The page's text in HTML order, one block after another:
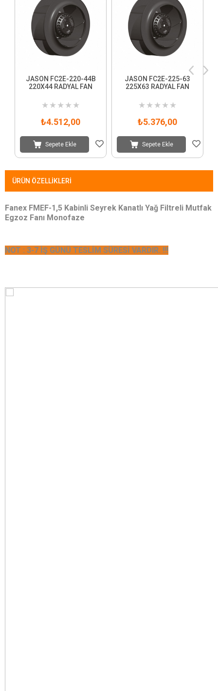
JASON FC2E-220-44B
220X44 RADYAL FAN
★ ★ ★ ★ ★
₺4.512,00
Sepete Ekle
JASON FC2E-225-63
225X63 RADYAL FAN
★ ★ ★ ★ ★
₺5.376,00
Sepete Ekle
ÜRÜN ÖZELLIKLERI
Fanex FMEF-1,5 Kabinli Seyrek Kanatlı Yağ Filtreli Mutfak
Egzoz Fanı Monofaze
NOT : 3-7 İŞ GÜNÜ TESLİM SÜRESİ VARDIR. !!!